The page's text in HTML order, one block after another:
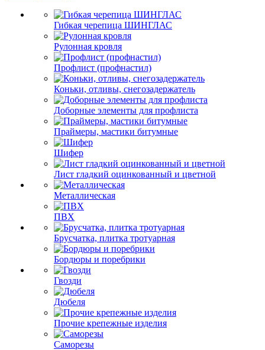
Гибкая черепица ШИНГЛАС
Рулонная кровля
Профлист (профнастил)
Коньки, отливы, снегозадержатель
Доборные элементы для профлиста
Праймеры, мастики битумные
Шифер
Лист гладкий оцинкованный и цветной
Металлическая
ПВХ
Брусчатка, плитка тротуарная
Бордюры и поребрики
Гвозди
Дюбеля
Прочие крепежные изделия
Саморезы